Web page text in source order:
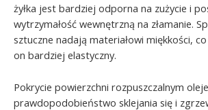
żyłka jest bardziej odporna na zużycie i
wytrzymałość wewnętrzną na złamanie.
sztuczne nadają materiałowi miękkości,
on bardziej elastyczny.
Pokrycie powierzchni rozpuszczalnym
prawdopodobieństwo sklejania się i